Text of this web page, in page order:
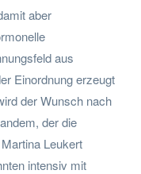
aber
aus
Einordnung erzeugt
der Wunsch nach
der die
Leukert
intensiv mit